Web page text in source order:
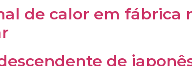
de calor em fábrica